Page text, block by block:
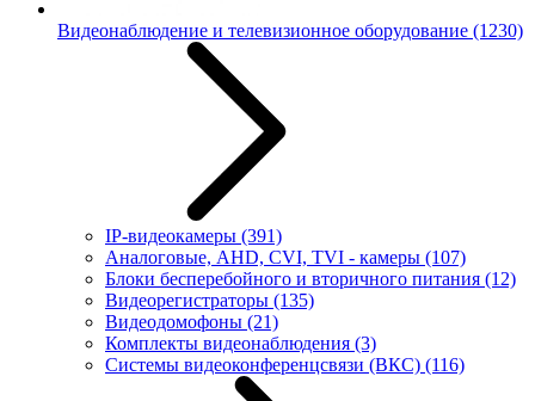
Видеонаблюдение и телевизионное оборудование (1230)
IP-видеокамеры (391)
Аналоговые, AHD, CVI, TVI - камеры (107)
Блоки бесперебойного и вторичного питания (12)
Видеорегистраторы (135)
Видеодомофоны (21)
Комплекты видеонаблюдения (3)
Системы видеоконференцсвязи (ВКС) (116)